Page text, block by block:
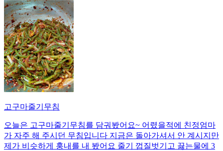
고구마줄기무침
오늘은 고구마줄기무침를 담궈봤어요~ 어렸을적에 친정엄마
가 자주 해 주시던 무침입니다 지금은 돌아가셔서 안 계시지만
제가 비슷하게 훙내를 내 봤어요 줄기 껍질벗기고 끓는물에 3